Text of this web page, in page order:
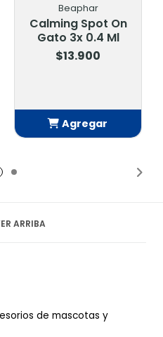
WHISKAS
Alimento húmedo
Whiskas Carne 1+
85 Gr
Agregar
ARRIBA
de mascotas y